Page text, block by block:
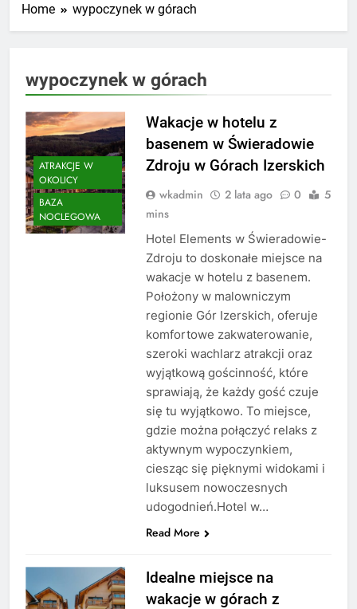
Home wypoczynek w górach
wypoczynek w górach
ATRAKCJE W
OKOLICY
BAZA
NOCLEGOWA
Wakacje w hotelu z
basenem w Świeradowie
Zdroju w Górach Izerskich
wkadmin 2 lata ago 0
5
mins
Hotel Elements w Świeradowie-
Zdroju to doskonałe miejsce na
wakacje w hotelu z basenem.
Położony w malowniczym
regionie Gór Izerskich, oferuje
komfortowe zakwaterowanie,
szeroki wachlarz atrakcji oraz
wyjątkową gościnność, które
sprawiają, że każdy gość czuje
się tu wyjątkowo. To miejsce,
gdzie można połączyć relaks z
aktywnym wypoczynkiem,
ciesząc się pięknymi widokami i
luksusem nowoczesnych
udogodnień.Hotel w…
Read More
Idealne miejsce na
wakacje w górach z